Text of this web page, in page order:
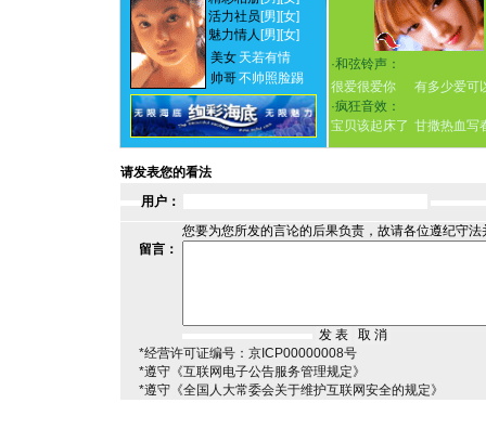
活力社员 [男] [女]
魅力情人 [男] [女]
美女 天若有情
帅哥不帅照脸踢
·和弦铃声：
很爱很爱你
有多少爱可
·疯狂音效：
宝贝该起床了 甘撒热血写
请发表您的看法
用户：
您要为您所发的言论的后果负责，故请各位遵纪守
留言：
*经营许可证编号：京ICP00000008号
*遵守《互联网电子公告服务管理规定》
*遵守《全国人大常委会关于维护互联网安全的规定》